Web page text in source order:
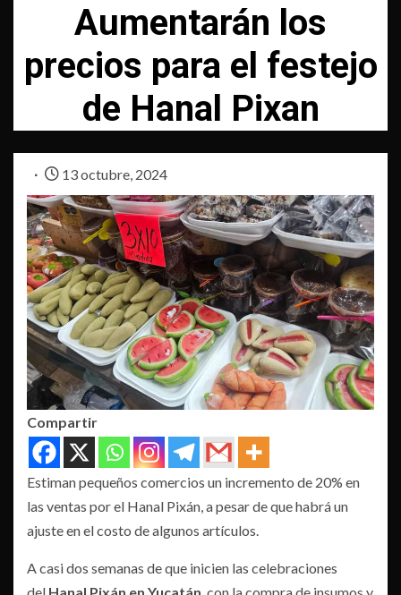
Aumentarán los
precios para el festejo
de Hanal Pixan
13 octubre, 2024
Compartir
Estiman pequeños comercios un incremento de 20% en
las ventas por el Hanal Pixán, a pesar de que habrá un
ajuste en el costo de algunos artículos.
A casi dos semanas de que inicien las celebraciones